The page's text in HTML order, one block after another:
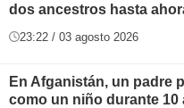
dos ancestros hasta
23:22 / 03 agosto 2026
En Afganistán, un padre
como un niño durante 10